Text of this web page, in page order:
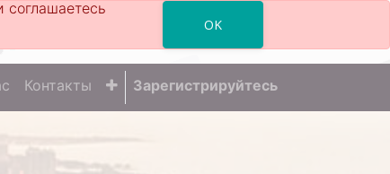
OK
Контакты Зарегистрируйтесь